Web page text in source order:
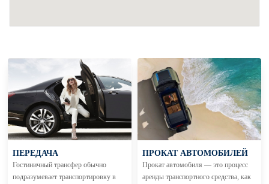
ПЕРЕДАЧА
Гостиничный трансфер обычно
подразумевает транспортировку в
ПРОКАТ АВТОМОБИЛЕЙ
Прокат автомобиля — это процесс
аренды транспортного средства, как